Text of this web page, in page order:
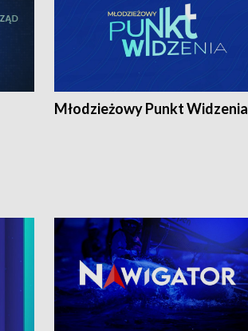
Młodzieżowy Punkt Widzenia